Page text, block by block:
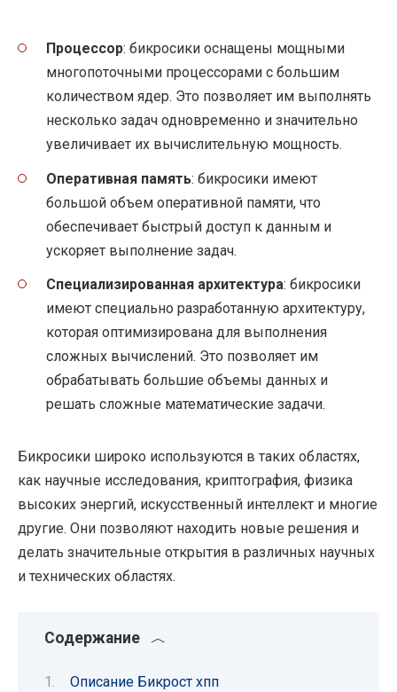
Процессор: бикросики оснащены мощными
многопоточными процессорами с большим
количеством ядер. Это позволяет им выполнять
несколько задач одновременно и значительно
увеличивает их вычислительную мощность.
Оперативная память: бикросики имеют
большой объем оперативной памяти, что
обеспечивает быстрый доступ к данным и
ускоряет выполнение задач.
Специализированная архитектура: бикросики
имеют специально разработанную архитектуру,
которая оптимизирована для выполнения
сложных вычислений. Это позволяет им
обрабатывать большие объемы данных и
решать сложные математические задачи.
Бикросики широко используются в таких областях,
как научные исследования, криптография, физика
высоких энергий, искусственный интеллект и многие
другие. Они позволяют находить новые решения и
делать значительные открытия в различных научных
и технических областях.
Содержание
Описание Бикрост хпп